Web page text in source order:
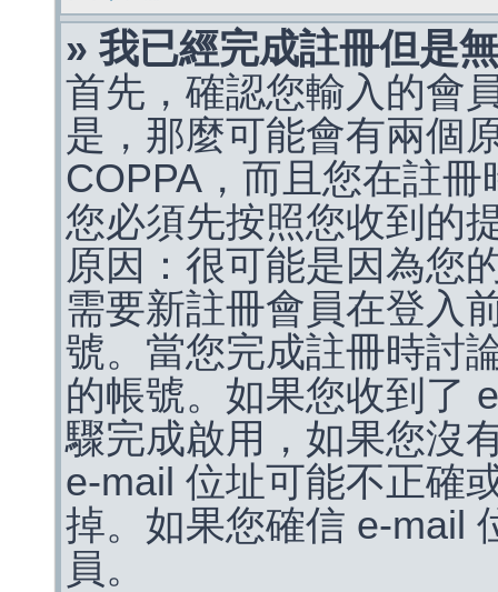
» 我已經完成註冊但是
首先，確認您輸入的會
是，那麼可能會有兩個
COPPA，而且您在註
您必須先按照您收到的
原因：很可能是因為您
需要新註冊會員在登入
號。當您完成註冊時討
的帳號。如果您收到了
驟完成啟用，如果您沒
e-mail 位址可能不正確
掉。如果您確信 e-mail
員。